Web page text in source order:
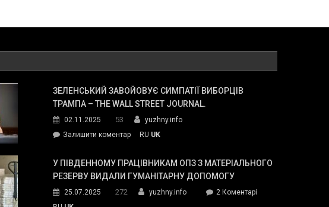
ЗЕЛЕНСЬКИЙ ЗАВОЙОВУЄ СИМПАТІЇ ВИБОРЦІВ
ТРАМПА – THE WALL STREET JOURNAL.
02.11.2025 53
yuzhny.info
Залишити коментарon
завойовує
симпатії
Трампа
RU UK
У ПІВДЕННОМУ ПРАЦІВНИКАМ ОПЗ З МАТЕРІАЛЬНОГО
РЕЗЕРВУ ВИДАЛИ ГУМАНІТАРНУ ДОПОМОГУ
25.07.2025 272 yuzhny.info 2 Коментарідо